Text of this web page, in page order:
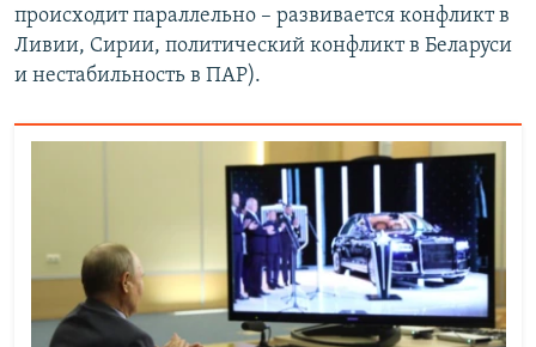
происходит параллельно – развивается конфликт в
Ливии, Сирии, политический конфликт в Беларуси
и нестабильность в ПАР).